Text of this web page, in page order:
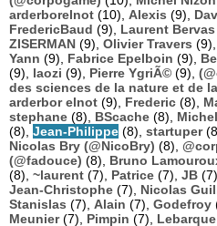
arderborelnot (10), Alexis (9),
FredericBaud (9), Laurent Bervas
ZISERMAN (9), Olivier Travers (9),
Yann (9), Fabrice Epelboin (9),
(9), laozi (9), Pierre YgriÃ© (9),
des sciences de la nature et de
arderbor elnot (9), Frederic (8),
stephane (8), BScache (8), Michel
(8), Jean-Philippe (8), startuper
Nicolas Bry (@NicoBry) (8),
(@fadouce) (8), Bruno
(8), ~laurent (7), Patrice (7), JB (7),
Jean-Christophe (7), Nicolas
Stanislas (7), Alain (7), Godefroy
Meunier(7), Pimpin (7),